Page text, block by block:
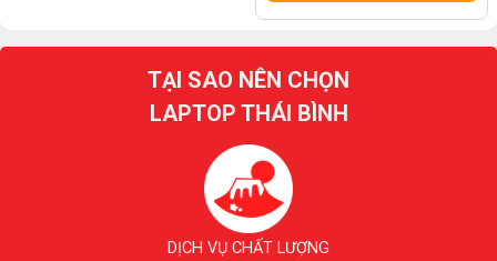
TẠI SAO NÊN CHỌN
LAPTOP THÁI BÌNH
DỊCH VỤ CHẤT LƯỢNG